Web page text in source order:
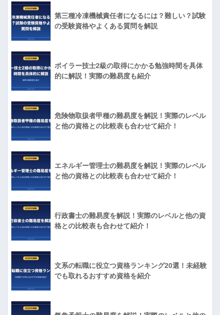
第三種冷凍機械責任者になるには？難しい？試験
の受験資格やよくある質問を解説
ボイラー技士2級の取得にかかる勉強時間を具体
的に解説！実際の難易度も紹介
危険物取扱者甲種の難易度を解説！実際のレベル
と他の資格との比較表も合わせて紹介！
エネルギー管理士の難易度を解説！実際のレベル
と他の資格との比較表も合わせて紹介！
行政書士の難易度を解説！実際のレベルと他の資
格との比較表も合わせて紹介！
文系の転職に役立つ資格ランキング20選！未経験
でも取れるおすすめ資格を紹介